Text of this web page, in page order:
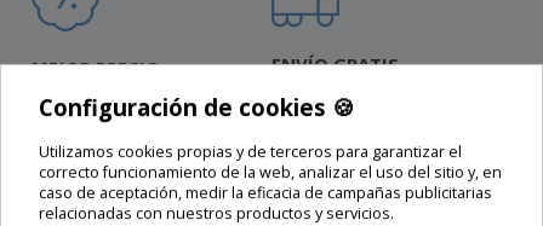
MEJOR PRECIO
Mejoramos ofertas
ENVÍO GRATIS
y Canarias
Configuración de cookies 🍪
Utilizamos cookies propias y de terceros para garantizar el
correcto funcionamiento de la web, analizar el uso del sitio y, en
caso de aceptación, medir la eficacia de campañas publicitarias
relacionadas con nuestros productos y servicios.